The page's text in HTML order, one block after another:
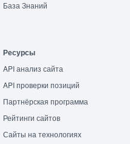
База Знаний
Ресурсы
API анализ сайта
API проверки позиций
Партнёрская программа
Рейтинги сайтов
Сайты на технологиях